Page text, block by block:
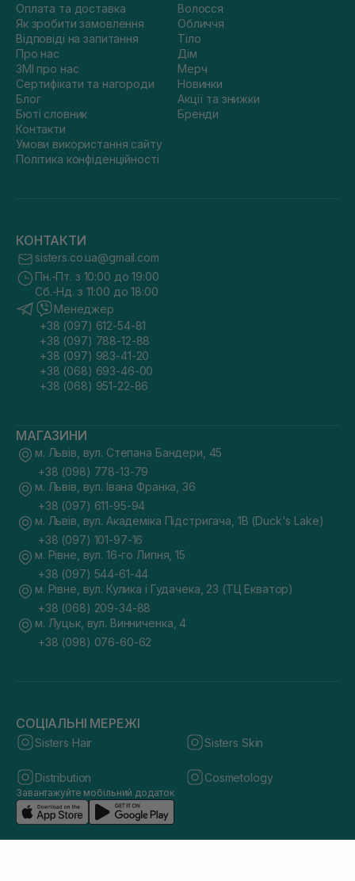
Оплата та доставка
Як зробити замовлення
Відповіді на запитання
Про нас
ЗМІ про нас
Сертифікати та нагороди
Блог
Бюті словник
Контакти
Умови використання сайту
Політика конфіденційності
Волосся
Обличчя
Тіло
Дім
Мерч
Новинки
Акції та знижки
Бренди
КОНТАКТИ
sisters.co.ua@gmail.com
Пн.-Пт. з 10:00 до 19:00
Сб.-Нд. з 11:00 до 18:00
Менеджер
+38 (097) 612-54-81
+38 (097) 788-12-88
+38 (097) 983-41-20
+38 (068) 693-46-00
+38 (068) 951-22-86
МАГАЗИНИ
м. Львів, вул. Степана Бандери, 45
+38 (098) 778-13-79
м. Львів, вул. Івана Франка, 36
+38 (097) 611-95-94
м. Львів, вул. Академіка Підстригача, 1В (Duck's Lake)
+38 (097) 101-97-16
м. Рівне, вул. 16-го Липня, 15
+38 (097) 544-61-44
м. Рівне, вул. Кулика і Гудачека, 23 (ТЦ Екватор)
+38 (068) 209-34-88
м. Луцьк, вул. Винниченка, 4
+38 (098) 076-60-62
СОЦІАЛЬНІ МЕРЕЖІ
Sisters Hair Sisters Skin
Distribution Cosmetology
Завантажуйте мобільний додаток